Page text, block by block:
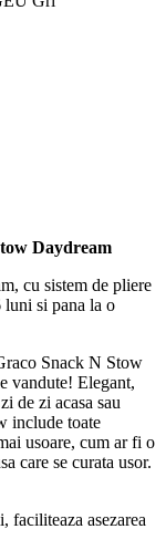
Daydream
cu sistem de pliere
si pana la o
Snack N Stow
vandute! Elegant,
de zi acasa sau
include toate
usoare, cum ar fi o
care se curata usor.
faciliteaza asezarea